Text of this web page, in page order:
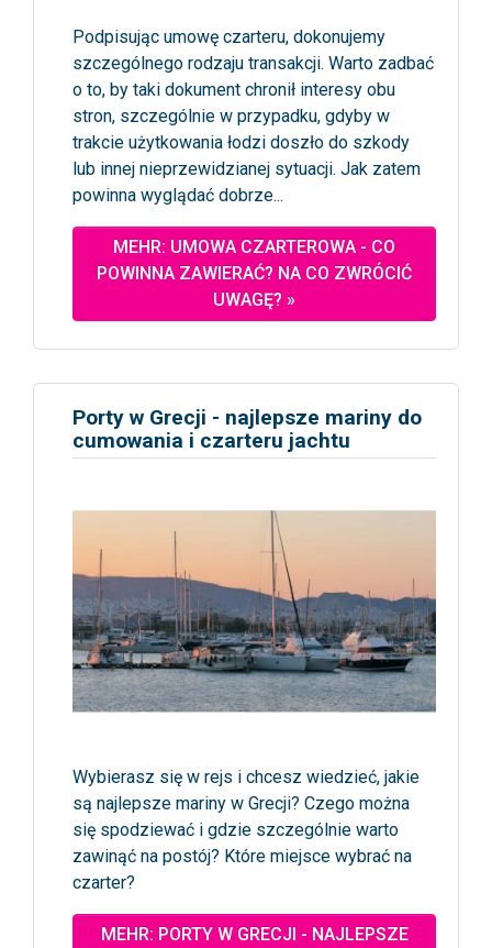
Podpisując umowę czarteru, dokonujemy
szczególnego rodzaju transakcji. Warto zadbać
o to, by taki dokument chronił interesy obu
stron, szczególnie w przypadku, gdyby w
trakcie użytkowania łodzi doszło do szkody
lub innej nieprzewidzianej sytuacji. Jak zatem
powinna wyglądać dobrze...
MEHR: UMOWA CZARTEROWA - CO
POWINNA ZAWIERAĆ? NA CO ZWRÓCIĆ
UWAGĘ? »
Porty w Grecji - najlepsze mariny do
cumowania i czarteru jachtu
Wybierasz się w rejs i chcesz wiedzieć, jakie
są najlepsze mariny w Grecji? Czego można
się spodziewać i gdzie szczególnie warto
zawinąć na postój? Które miejsce wybrać na
czarter?
MEHR: PORTY W GRECJI - NAJLEPSZE